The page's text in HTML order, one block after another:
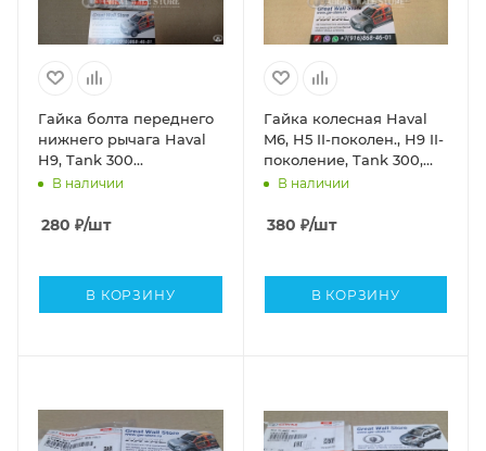
Гайка болта переднего
нижнего рычага Haval
H9, Tank 300
(ОРИГИНАЛ)
В наличии
280 ₽/шт
В КОРЗИНУ
Гайка колесная Haval
M6, H5 II-поколен., H9 II-
поколение, Tank 300,
500, GW Poer, Poer
3101011ASZ08A)
В наличии
380 ₽/шт
В КОРЗИНУ